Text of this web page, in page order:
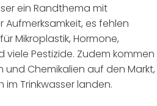
ein Randthema mit
es fehlen
Mikroplastik, Hormone,
viele Pestizide. Zudem kommen
Chemikalien auf den Markt,
Trinkwasser landen.